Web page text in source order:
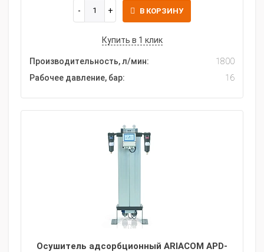
В КОРЗИНУ
Купить в 1 клик
Производительность, л/мин:
1800
Рабочее давление, бар:
16
Осушитель адсорбционный ARIACOM APD-